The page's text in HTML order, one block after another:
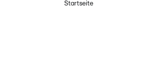
Startseite